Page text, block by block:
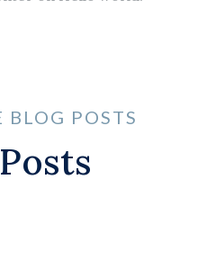
BLOG POSTS